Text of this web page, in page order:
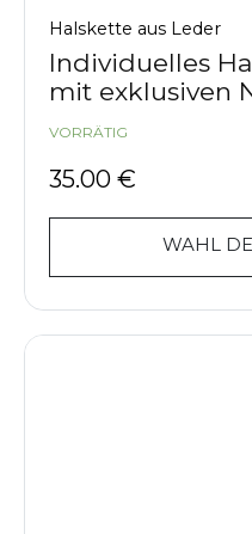
Halskette aus Leder
Individuelles
mit exklusiven
VORRÄTIG
35.00 €
WAHL